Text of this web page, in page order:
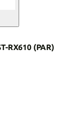
RX610 (PAR)